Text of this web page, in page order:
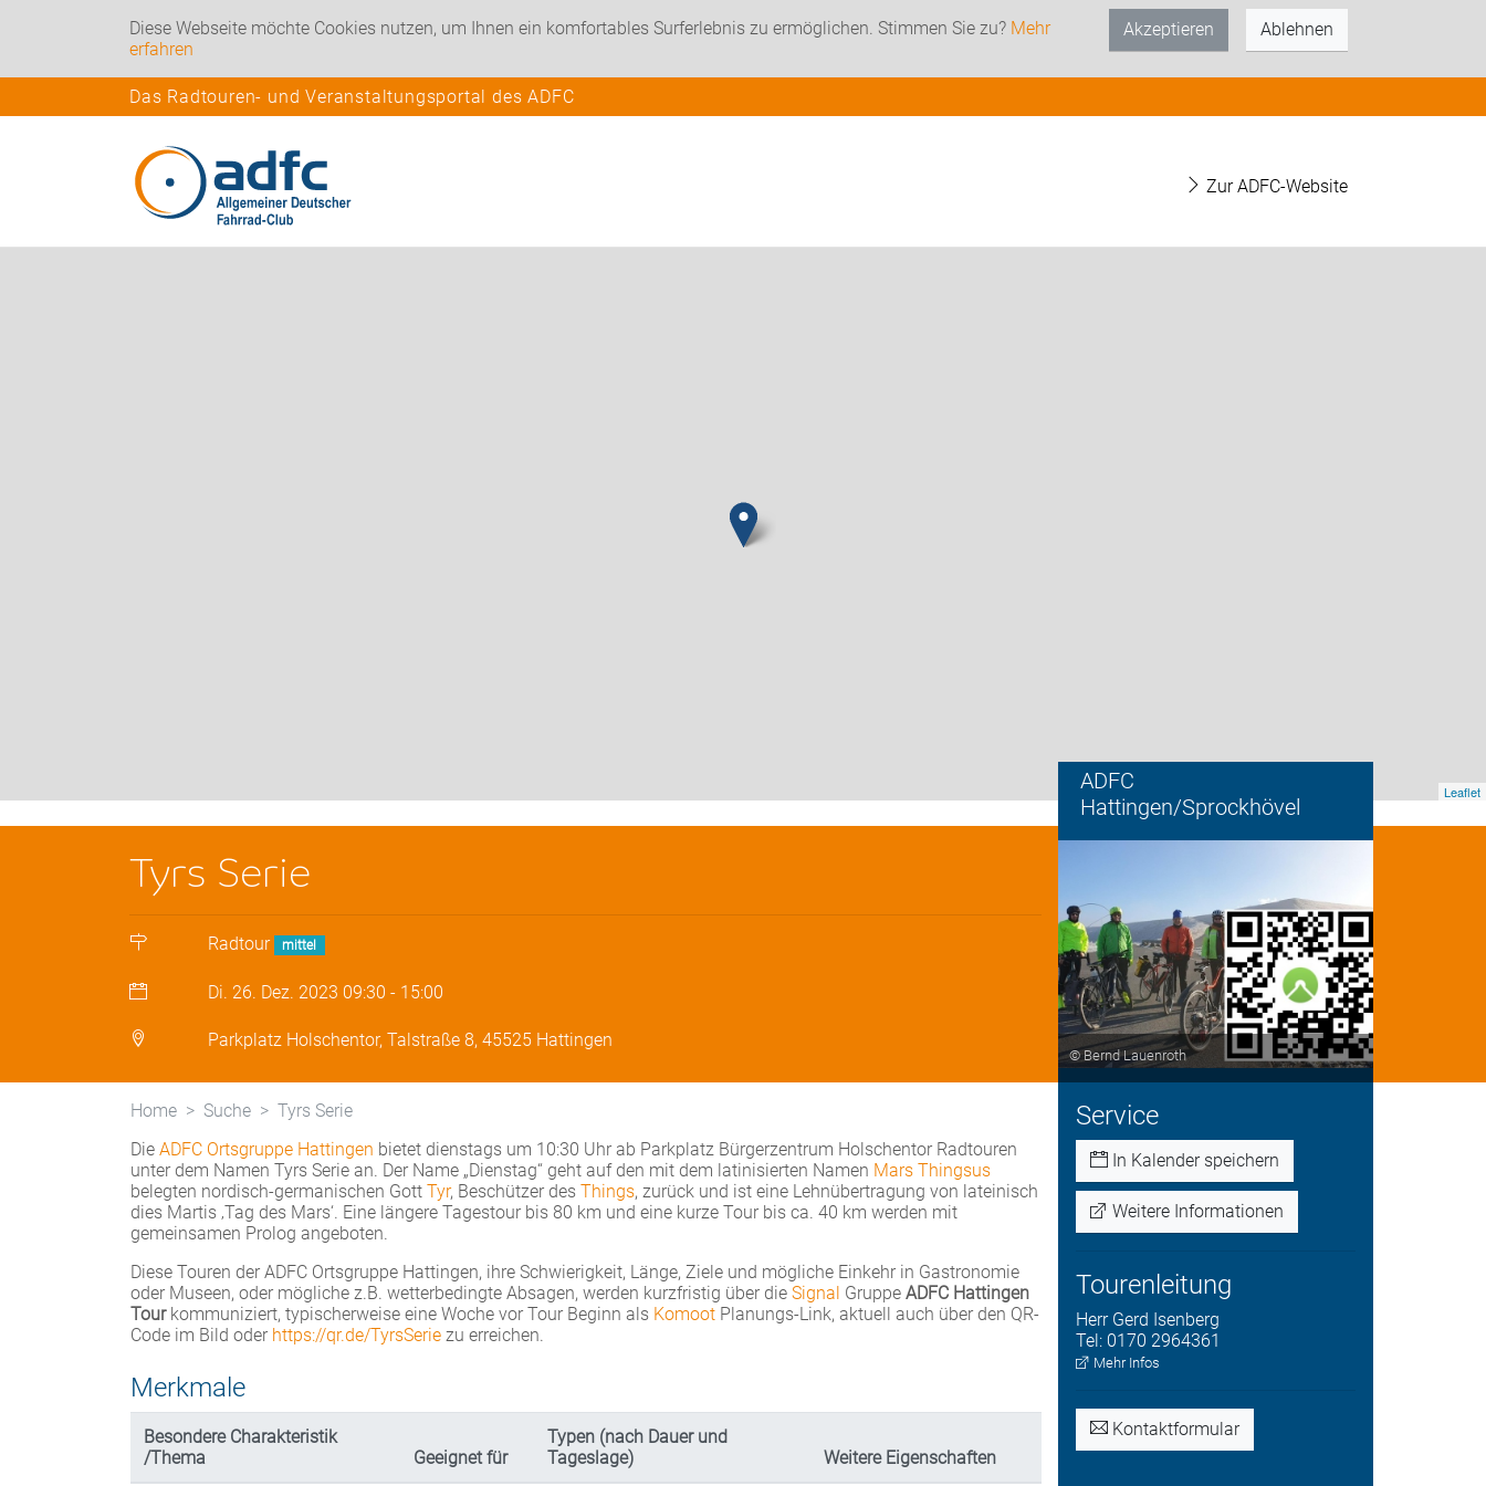
Diese Webseite möchte Cookies nutzen, um Ihnen ein komfortables Surferlebnis zu ermöglichen. Stimmen Sie zu? Mehr
erfahren
Akzeptieren Ablehnen
Das Radtouren- und Veranstaltungsportal des ADFC
Zur ADFC-Website
Leaflet
ADFC
Hattingen/Sprockhövel
Tyrs Serie
Radtour mittel
Di. 26. Dez. 2023 09:30 - 15:00
Parkplatz Holschentor, Talstraße 8, 45525 Hattingen
© Bernd Lauenroth
Service
In Kalender speichern
Weitere Informationen
Tourenleitung
Herr Gerd Isenberg
Tel: 0170 2964361
Mehr Infos
Kontaktformular
Home Suche
Tyrs Serie
Die ADFC Ortsgruppe Hattingen bietet dienstags um 10:30 Uhr ab Parkplatz Bürgerzentrum Holschentor Radtouren
unter dem Namen Tyrs Serie an. Der Name „Dienstag“ geht auf den mit dem latinisierten Namen Mars Thingsus
belegten nordisch-germanischen Gott Tyr, Beschützer des Things, zurück und ist eine Lehnübertragung von lateinisch
dies Martis ‚Tag des Mars‘. Eine längere Tagestour bis 80 km und eine kurze Tour bis ca. 40 km werden mit
gemeinsamen Prolog angeboten.
Diese Touren der ADFC Ortsgruppe Hattingen, ihre Schwierigkeit, Länge, Ziele und mögliche Einkehr in Gastronomie
oder Museen, oder mögliche z.B. wetterbedingte Absagen, werden kurzfristig über die Signal Gruppe ADFC Hattingen
Tourkommuniziert, typischerweise eine Woche vor Tour Beginn als Komoot Planungs-Link, aktuell auch über den QR-
Code im Bild oder https://qr.de/TyrsSerie zu erreichen.
Merkmale
Besondere Charakteristik
/Thema
Geeignet für
Typen (nach Dauer und
Tageslage)
Weitere Eigenschaften